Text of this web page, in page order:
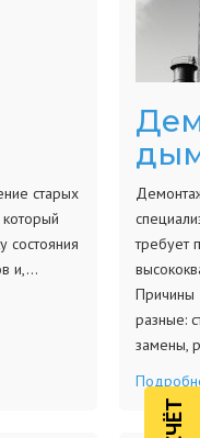
старых
состояния
и,…
требует
Причины
разные:
замены,